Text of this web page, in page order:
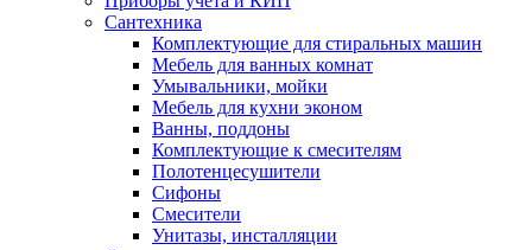
Сантехника
Комплектующие для стиральных машин
Мебель для ванных комнат
Умывальники, мойки
Мебель для кухни эконом
Ванны, поддоны
Комплектующие к смесителям
Полотенцесушители
Сифоны
Смесители
Унитазы, инсталляции